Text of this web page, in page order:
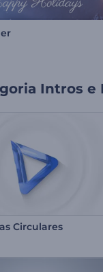
Intros e
Circulares